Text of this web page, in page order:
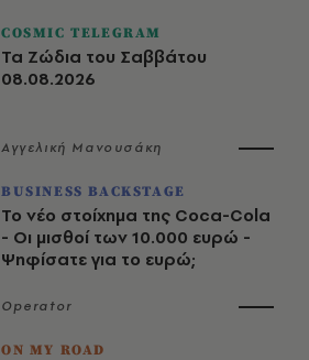
COSMIC TELEGRAM
Τα Ζώδια του Σαββάτου
08.08.2026
Αγγελική Μανουσάκη
BUSINESS BACKSTAGE
Το νέο στοίχημα της Coca-Cola
- Οι μισθοί των 10.000 ευρώ -
Ψηφίσατε για το ευρώ;
Operator
ON MY ROAD